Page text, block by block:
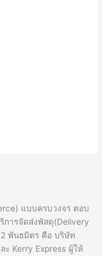
แบบครบวงจร ตอบ
การจัดส่งพัสดุ(Delivery
พันธมิตร คือ บริษัท
Kerry Express ผู้ให้